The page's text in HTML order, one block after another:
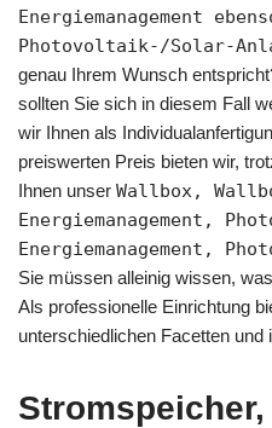
Energiemanagement
Photovoltaik-/Solar-
genau Ihrem Wunsch
sollten Sie sich in diesem Fall
wir Ihnen als
preiswerten Preis bieten wir,
Ihnen unser Wallbox,
Energiemanagement,
Energiemanagement,
Sie müssen alleinig wissen,
Als professionelle Einrichtung
unterschiedlichen Facetten
Stromspeicher,